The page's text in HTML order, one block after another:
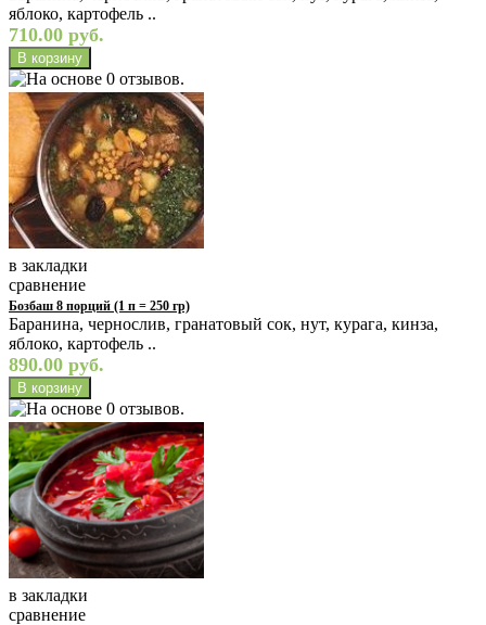
яблоко, картофель ..
710.00 руб.
в закладки
сравнение
Бозбаш 8 порций (1 п = 250 гр)
Баранина, чернослив, гранатовый сок, нут, курага, кинза,
яблоко, картофель ..
890.00 руб.
в закладки
сравнение